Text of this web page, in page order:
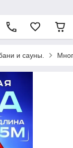
и сауны.